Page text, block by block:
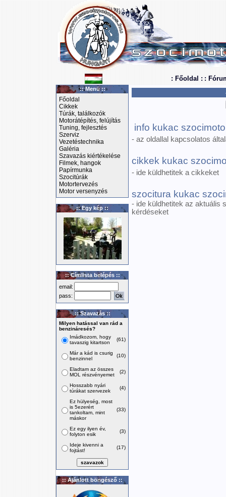
: Főoldal : :
:: Menü ::
Főoldal
Cikkek
Túrák, találkozók
Motorátépítés, felújítás
Tuning, fejlesztés
Szerviz
Vezetéstechnika
Galéria
Szavazás kiértékelése
Filmek, hangok
Papírmunka
Szocitúrák
Motortervezés
Motor versenyzés
:: Egy kép ::
:: Címlista belépés ::
email:
pass:
:: Szavazás ::
Milyen hatással van rád a
benzináresés?
Imádkozom, hogy
tavaszig kitartson
(61)
Már a kád is csurig
benzinnel
(10)
Eladtam az összes
MOL részvényemet
(2)
Hosszabb nyári
túrákat szervezek
(4)
Ez hülyeség, most
is 5ezerért
tankoltam, mint
máskor
(33)
Ez egy ilyen év,
folyton esik
(3)
Ideje kivenni a
fojtást!
(17)
:: Ajánlott böngésző ::
info kukac
- az oldallal kapcsolatos
cikkek kukac
- ide küldhetitek a cikkeket
szocitura kukac
- ide küldhetitek az aktuális
kérdéseket